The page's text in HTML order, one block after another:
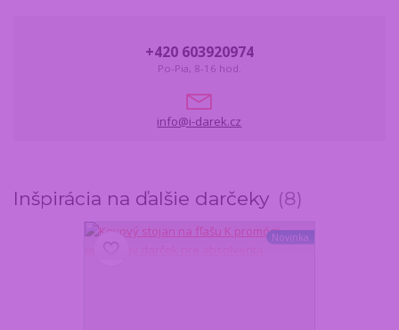
+420 603920974
Po-Pia, 8-16 hod.
info@i-darek.cz
Inšpirácia na ďalšie darčeky 8
Novinka